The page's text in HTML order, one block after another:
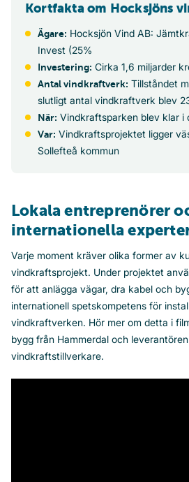
Kortfakta om Hocksjöns
Ägare: Hocksjön Vind AB:
Invest (25%
Investering: Cirka 1,6 miljarder
Antal vindkraftverk: Tillståndet
slutligt antal vindkraftverk blev
När: Vindkraftsparken blev klar i
Var: Vindkraftsprojektet ligger
Sollefteå kommun
Lokala entreprenörer
internationella
Varje moment kräver olika former av
vindkraftsprojekt. Under projektet
för att anlägga vägar, dra kabel och
internationell spetskompetens för
vindkraftverken. Hör mer om detta i
bygg från Hammerdal och
vindkraftstillverkare.